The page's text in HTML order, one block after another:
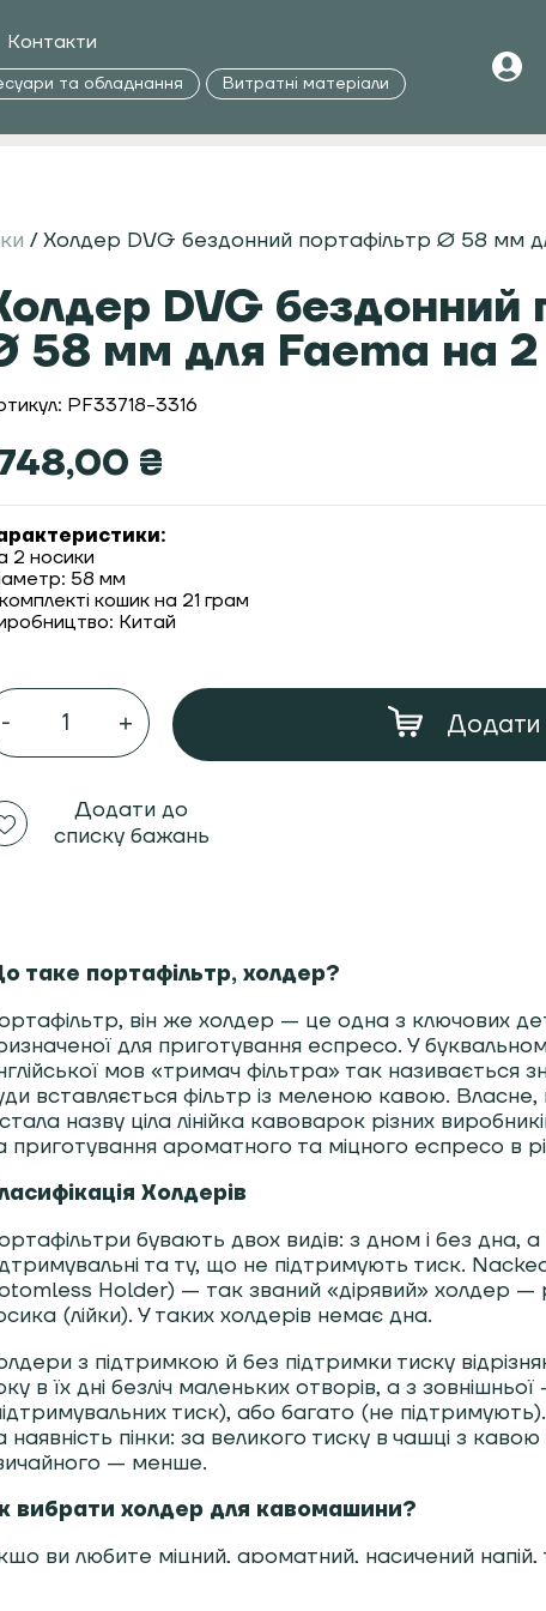
Контакти
та обладнання Витратні матеріали
/ Холдер DVG бездонний портафільтр Ø 58 мм
DVG бездонний
58 мм для Faema на 2
PF33718-3316
₴
2 носики
58 мм
кошик на 21 грам
Китай
Додати
Додати до
списку бажань
таке портафільтр, холдер?
він же холдер — це одна з ключових
для приготування еспресо. У
мов «тримач фільтра» так називається
вставляється фільтр із меленою кавою. Власне,
назву ціла лінійка кавоварок різних
приготування ароматного та міцного еспресо в
Холдерів
бувають двох видів: з дном і без дна,
та ту, що не підтримують тиск.
Holder) — так званий «дірявий» холдер —
(лійки). У таких холдерів немає дна.
з підтримкою й без підтримки тиску
в їх дні безліч маленьких отворів, а з
тиск), або багато (не
наявність пінки: за великого тиску в чашці з
— менше.
вибрати холдер для кавомашини?
ви любите міцний, ароматний, насичений